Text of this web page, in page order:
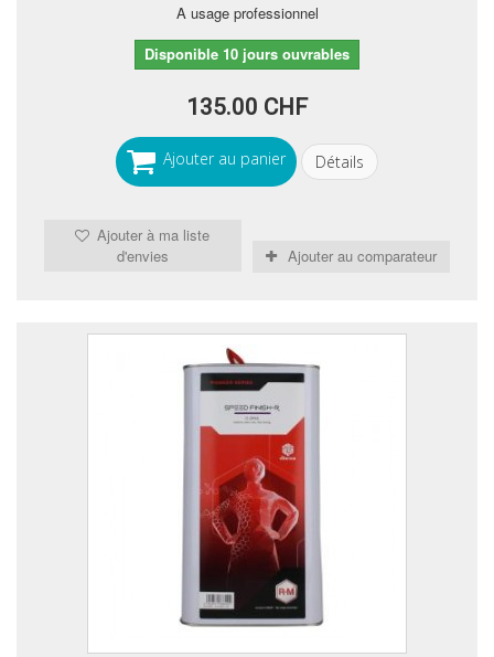
A usage professionnel
Disponible 10 jours ouvrables
135.00 CHF
Ajouter au panier Détails
Ajouter à ma liste
d'envies
Ajouter au comparateur